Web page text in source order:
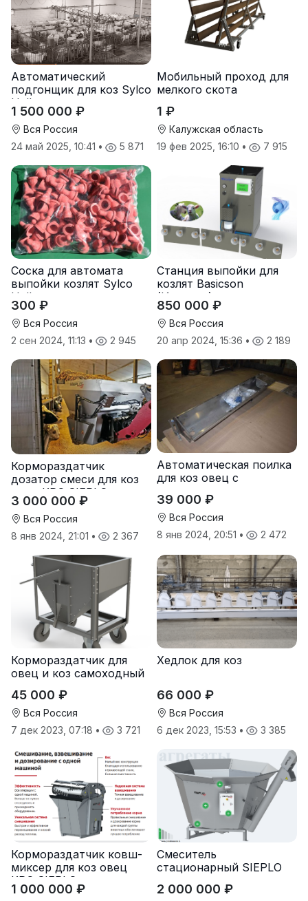
Автоматический
подгонщик для коз Sylco
Hellas
1 500 000 ₽
Вся Россия
24 май 2025, 10:41 • 5 871
Мобильный проход для
мелкого скота
1 ₽
Калужская область
19 фев 2025, 16:10 • 7 915
Соска для автомата
выпойки козлят Sylco
Hellas
300 ₽
Вся Россия
2 сен 2024, 11:13 • 2 945
Станция выпойки для
козлят Basicson
(Испания)
850 000 ₽
Вся Россия
20 апр 2024, 15:36 • 2 189
Кормораздатчик
дозатор смеси для коз
овец КРС SIEPLO
3 000 000 ₽
Вся Россия
8 янв 2024, 21:01 • 2 367
Автоматическая поилка
для коз овец с
39 000 ₽
Вся Россия
8 янв 2024, 20:51 • 2 472
Кормораздатчик для
овец и коз самоходный
45 000 ₽
Вся Россия
7 дек 2023, 07:18 • 3 721
Хедлок для коз
66 000 ₽
Вся Россия
6 дек 2023, 15:53 • 3 385
Кормораздатчик ковш-
миксер для коз овец
КРС SIEPLO
1 000 000 ₽
Смеситель
стационарный SIEPLO
2 000 000 ₽